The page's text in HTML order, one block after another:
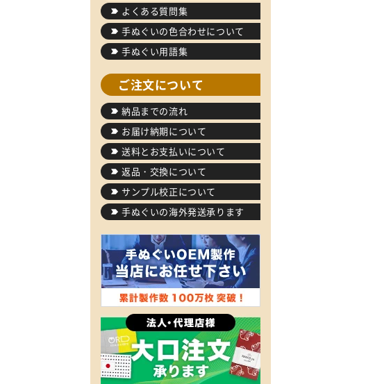
よくある質問集
手ぬぐいの色合わせについて
手ぬぐい用語集
ご注文について
納品までの流れ
お届け納期について
送料とお支払いについて
返品・交換について
サンプル校正について
手ぬぐいの海外発送承ります